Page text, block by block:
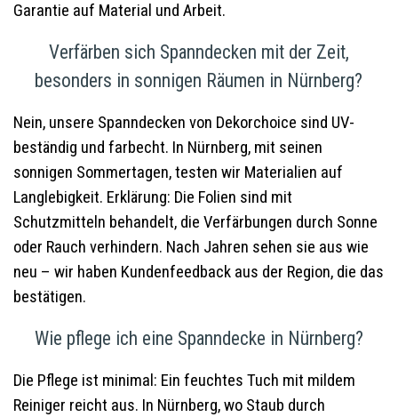
Garantie auf Material und Arbeit.
Verfärben sich Spanndecken mit der Zeit,
besonders in sonnigen Räumen in Nürnberg?
Nein, unsere Spanndecken von Dekorchoice sind UV-
beständig und farbecht. In Nürnberg, mit seinen
sonnigen Sommertagen, testen wir Materialien auf
Langlebigkeit. Erklärung: Die Folien sind mit
Schutzmitteln behandelt, die Verfärbungen durch Sonne
oder Rauch verhindern. Nach Jahren sehen sie aus wie
neu – wir haben Kundenfeedback aus der Region, die das
bestätigen.
Wie pflege ich eine Spanndecke in Nürnberg?
Die Pflege ist minimal: Ein feuchtes Tuch mit mildem
Reiniger reicht aus. In Nürnberg, wo Staub durch